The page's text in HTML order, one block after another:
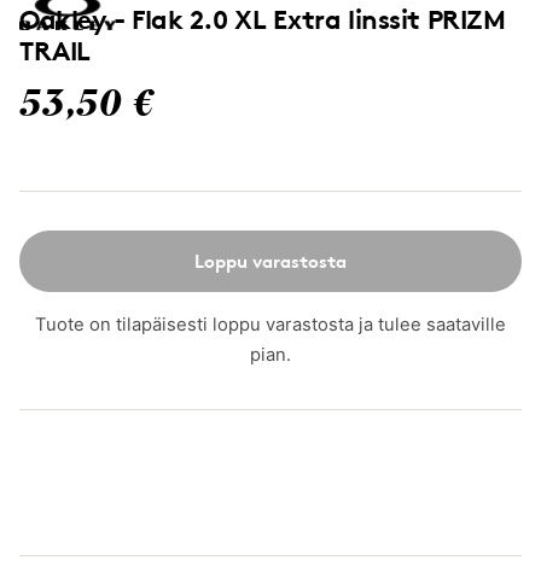
Oakley - Flak 2.0 XL Extra linssit PRIZM
TRAIL
53,50 €
Loppu varastosta
Tuote on tilapäisesti loppu varastosta ja tulee saataville
pian.